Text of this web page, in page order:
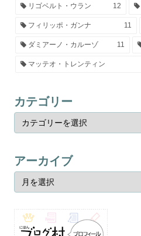
リゴベルト・ウラン 12
フィリッポ・ガンナ 11
ダミアーノ・カルーゾ 11
マッテオ・トレンティン
カテゴリー
アーカイブ